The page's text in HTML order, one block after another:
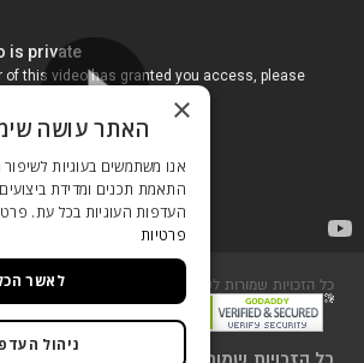
כל הזכויות שמורות לשסטוביץ 2018
× האתר עושה
אנו משתמשים בעוגיות לשיפור
התאמת תכנים ומדידת
העדפות העוגיות בכל עת.
פרטיות
לאשר
ניהול